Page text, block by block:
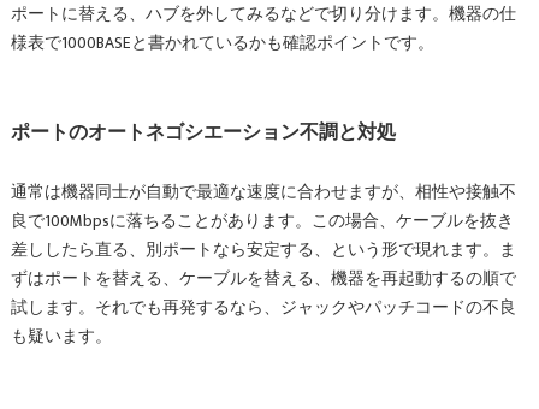
ポートに替える、ハブを外してみるなどで切り分けます。機器の仕
様表で1000BASEと書かれているかも確認ポイントです。
ポートのオートネゴシエーション不調と対処
通常は機器同士が自動で最適な速度に合わせますが、相性や接触不
良で100Mbpsに落ちることがあります。この場合、ケーブルを抜き
差ししたら直る、別ポートなら安定する、という形で現れます。ま
ずはポートを替える、ケーブルを替える、機器を再起動するの順で
試します。それでも再発するなら、ジャックやパッチコードの不良
も疑います。